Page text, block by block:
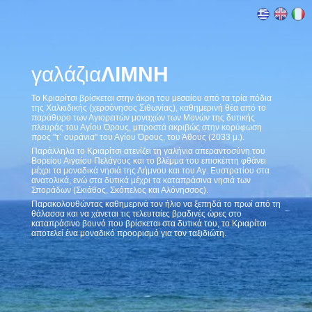
γαλάζιαΛΙΜΝΗ
Το Κριαρίτσι βρίσκεται στην άκρη του μεσαίου από τα τρία πόδια
της Χαλκιδικής (χερσόνησος Σιθωνίας), καθημερινή θέα από το
παράθυρο των Αγιορειτών μοναχών των Μονών της δυτικής
πλευράς του Αγίου Όρους, μπροστά ακριβώς στην κορύφωση
προς "τ΄ ουράνια" του Αγίου Όρους, του Άθους (2033 μ.).
Παράλληλα το Κριαρίτσι ατενίζει τη γαλήνια απεραντοσύνη του
Βορείου Αιγαίου Πελάγους και το βλέμμα του επισκέπτη φθάνει
μέχρι τα μοναδικά νησιά της Λήμνου και του Αγ. Ευστρατίου στα
ανατολικά, ενώ στα δυτικά μέχρι τα καταπράσινα νησιά των
Σποράδων (Σκιάθος, Σκόπελος και Αλόνησσος).
Παρακολουθώντας καθημερινά τον ήλιο να ξεπηδά το πρωί από τη
θάλασσα και να χάνεται τις τελευταίες βραδινές ώρες στο
καταπράσινο βουνό που βρίσκεται στα δυτικά του, το Κριαρίτσι
αποτελεί ένα μοναδικό προορισμό για τον ταξιδιώτη.